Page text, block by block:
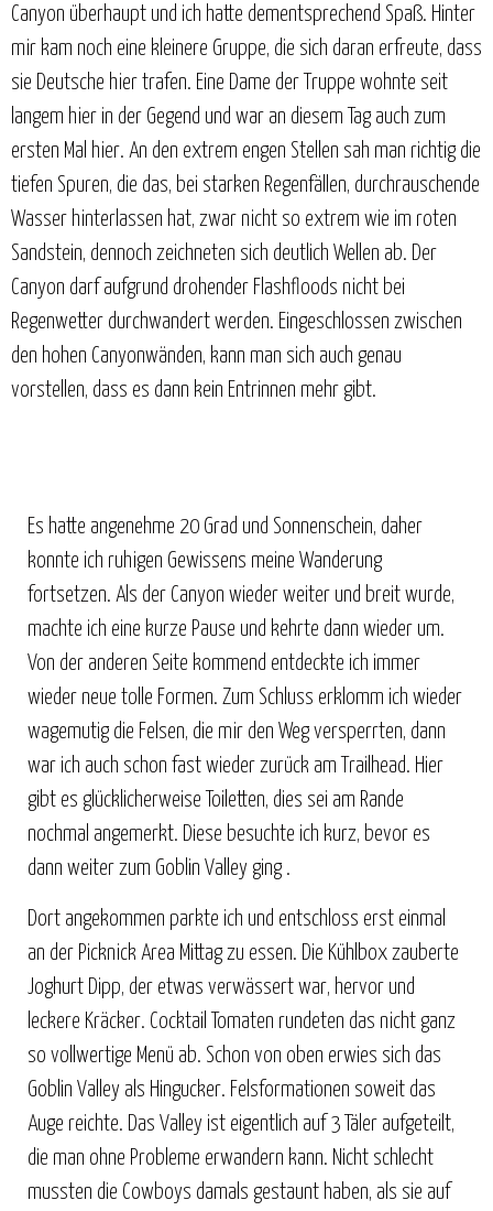
Canyon überhaupt und ich hatte dementsprechend Spaß. Hinter
mir kam noch eine kleinere Gruppe, die sich daran erfreute, dass
sie Deutsche hier trafen. Eine Dame der Truppe wohnte seit
langem hier in der Gegend und war an diesem Tag auch zum
ersten Mal hier. An den extrem engen Stellen sah man richtig die
tiefen Spuren, die das, bei starken Regenfällen, durchrauschende
Wasser hinterlassen hat, zwar nicht so extrem wie im roten
Sandstein, dennoch zeichneten sich deutlich Wellen ab. Der
Canyon darf aufgrund drohender Flashfloods nicht bei
Regenwetter durchwandert werden. Eingeschlossen zwischen
den hohen Canyonwänden, kann man sich auch genau
vorstellen, dass es dann kein Entrinnen mehr gibt.
Es hatte angenehme 20 Grad und Sonnenschein, daher
konnte ich ruhigen Gewissens meine Wanderung
fortsetzen. Als der Canyon wieder weiter und breit wurde,
machte ich eine kurze Pause und kehrte dann wieder um.
Von der anderen Seite kommend entdeckte ich immer
wieder neue tolle Formen. Zum Schluss erklomm ich wieder
wagemutig die Felsen, die mir den Weg versperrten, dann
war ich auch schon fast wieder zurück am Trailhead. Hier
gibt es glücklicherweise Toiletten, dies sei am Rande
nochmal angemerkt. Diese besuchte ich kurz, bevor es
dann weiter zum Goblin Valley ging .
Dort angekommen parkte ich und entschloss erst einmal
an der Picknick Area Mittag zu essen. Die Kühlbox zauberte
Joghurt Dipp, der etwas verwässert war, hervor und
leckere Kräcker. Cocktail Tomaten rundeten das nicht ganz
so vollwertige Menü ab. Schon von oben erwies sich das
Goblin Valley als Hingucker. Felsformationen soweit das
Auge reichte. Das Valley ist eigentlich auf 3 Täler aufgeteilt,
die man ohne Probleme erwandern kann. Nicht schlecht
mussten die Cowboys damals gestaunt haben, als sie auf